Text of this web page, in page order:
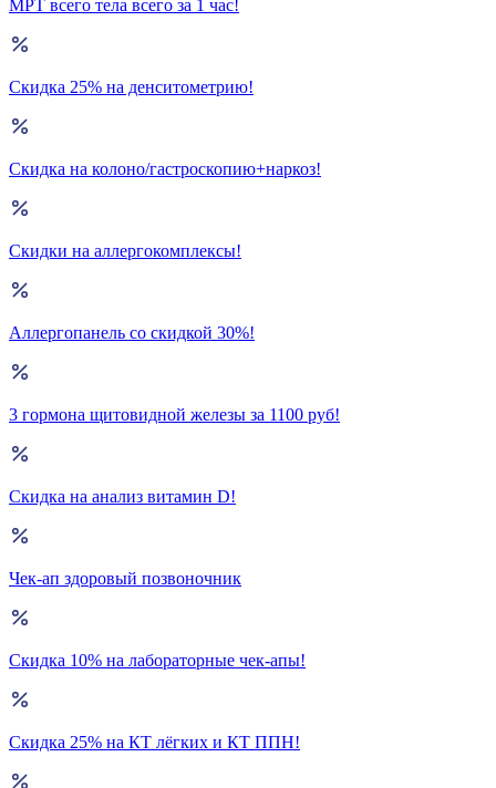
МРТ всего тела всего за 1 час!
Скидка 25% на денситометрию!
Скидка на колоно/гастроскопию+наркоз!
Скидки на аллергокомплексы!
Аллергопанель со скидкой 30%!
3 гормона щитовидной железы за 1100 руб!
Скидка на анализ витамин D!
Чек-ап здоровый позвоночник
Скидка 10% на лабораторные чек-апы!
Скидка 25% на КТ лёгких и КТ ППН!